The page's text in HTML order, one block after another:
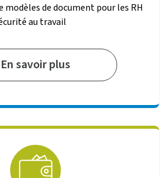
modèles de document pour les RH
au travail
En savoir plus